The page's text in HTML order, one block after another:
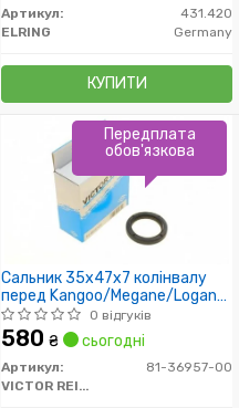
Артикул:
431.420
ELRING
Germany
КУПИТИ
Сальник 35x47x7 колінвалу
перед Kangoo/Megane/Logan
1.5 dCi 01-
0 відгуків
580 ₴ сьогодні
Артикул:
81-36957-00
VICTOR REINZ
Передплата
обов'язкова